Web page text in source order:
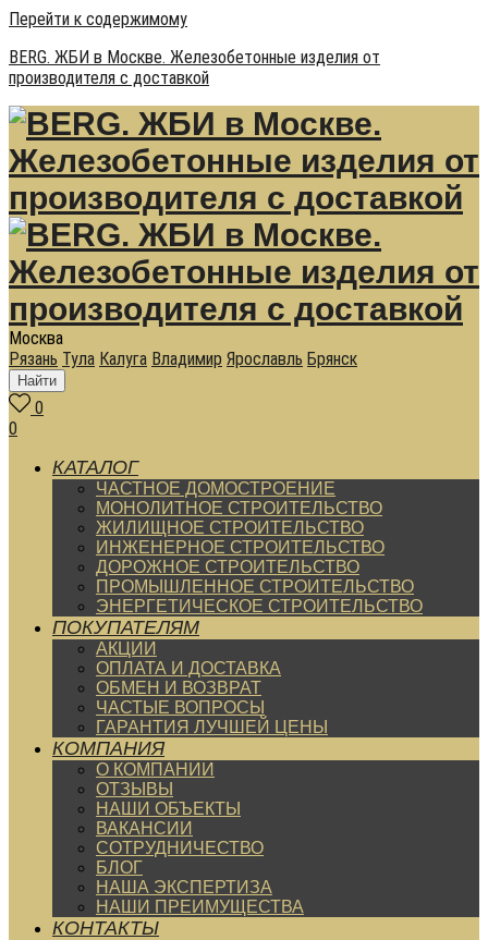
Перейти к содержимому
BERG. ЖБИ в Москве. Железобетонные изделия от
производителя с доставкой
Москва
Рязань Тула Калуга Владимир Ярославль Брянск
Найти
0
0
КАТАЛОГ
ЧАСТНОЕ ДОМОСТРОЕНИЕ
МОНОЛИТНОЕ СТРОИТЕЛЬСТВО
ЖИЛИЩНОЕ СТРОИТЕЛЬСТВО
ИНЖЕНЕРНОЕ СТРОИТЕЛЬСТВО
ДОРОЖНОЕ СТРОИТЕЛЬСТВО
ПРОМЫШЛЕННОЕ СТРОИТЕЛЬСТВО
ЭНЕРГЕТИЧЕСКОЕ СТРОИТЕЛЬСТВО
ПОКУПАТЕЛЯМ
АКЦИИ
ОПЛАТА И ДОСТАВКА
ОБМЕН И ВОЗВРАТ
ЧАСТЫЕ ВОПРОСЫ
ГАРАНТИЯ ЛУЧШЕЙ ЦЕНЫ
КОМПАНИЯ
О КОМПАНИИ
ОТЗЫВЫ
НАШИ ОБЪЕКТЫ
ВАКАНСИИ
СОТРУДНИЧЕСТВО
БЛОГ
НАША ЭКСПЕРТИЗА
НАШИ ПРЕИМУЩЕСТВА
КОНТАКТЫ